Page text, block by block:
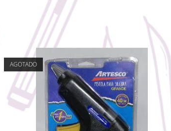
AGOTADO